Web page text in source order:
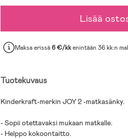
Lisää
Maksa erissä6 €/kkenintään 36 kk:n
Tuotekuvaus
Kinderkraft-merkin JOY 2 -matkasänky.
- Sopii otettavaksi mukaan matkalle.
- Helppo kokoontaitto.